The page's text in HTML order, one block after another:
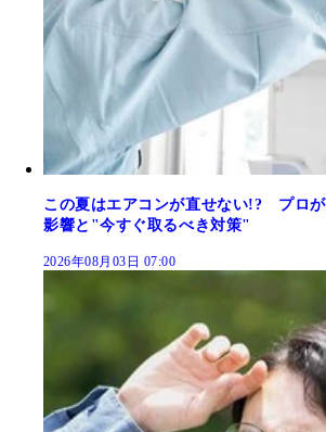
この夏はエアコンが直せない!? プロ
影響と"今すぐ取るべき対策"
2026年08月03日 07:00